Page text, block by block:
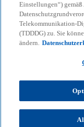
20-01-2024
Share
w
i
r
n
e
u
KPMG Themen
Nachhaltige
Unter welchen
Einstellungen“) gemäß
Telekommunikation-
(TDDDG) zu. Sie
ändern.